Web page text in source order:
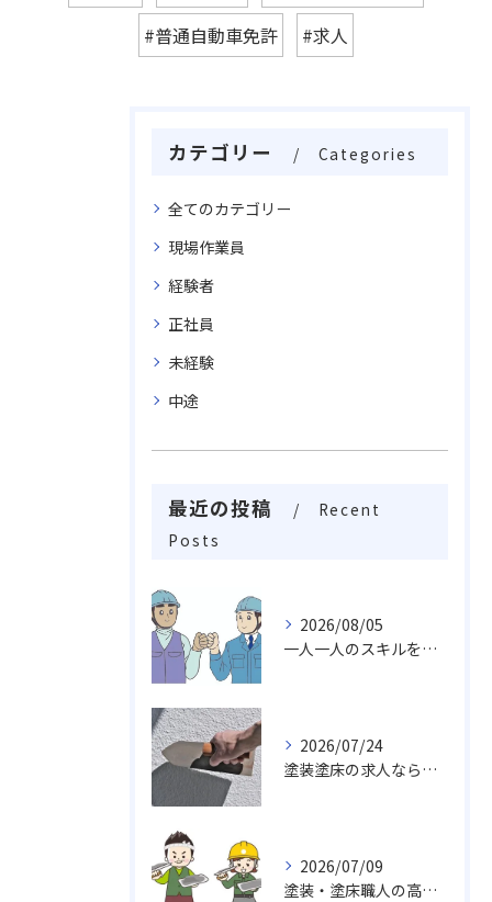
#普通自動車免許
#求人
カテゴリー Categories
全てのカテゴリー
現場作業員
経験者
正社員
未経験
中途
最近の投稿
Recent
Posts
2026/08/05
一人一人のスキルを活かしチームワークや柔軟性を求め成長し続ける職場
2026/07/24
塗装塗床の求人なら…活躍出来る職場未経験・経験者でも求めております。
2026/07/09
塗装・塗床職人の高い技術力、魅力がいっぱい挑戦しませんか